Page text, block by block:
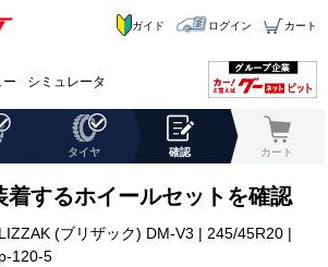
ー シミュレータ
ガイド ログイン カート
タイヤ 確認 カート
着するホイールセットを確認
(ブリザック) DM-V3 | 245/45R20 |
120-5